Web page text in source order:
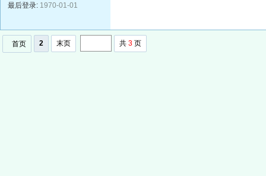
最后登录: 1970-01-01
首页 2 末页 共 3 页